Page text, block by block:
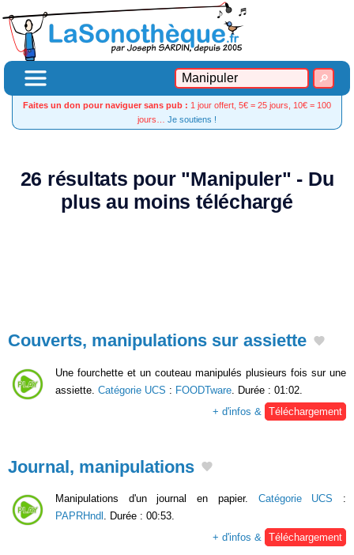
Faites un don pour naviguer sans pub : 1 jour offert, 5€ = 25 jours, 10€ = 100
jours… Je soutiens !
26 résultats pour "Manipuler" - Du
plus au moins téléchargé
Couverts, manipulations sur assiette
Une fourchette et un couteau manipulés plusieurs fois sur une
assiette. Catégorie UCS : FOODTware . Durée : 01:02.
+ d'infos &
Téléchargement
Journal, manipulations
Manipulations d'un journal en papier. Catégorie UCS :
PAPRHndl . Durée : 00:53.
+ d'infos & Téléchargement